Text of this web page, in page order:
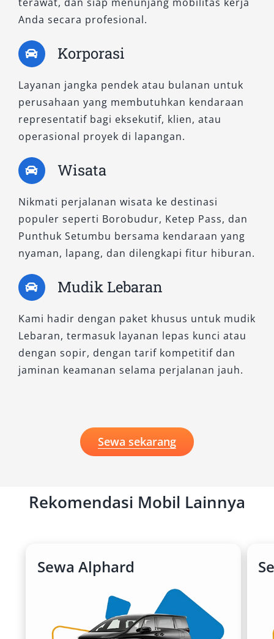
ideal untuk pelanggan yang menginginkan
pengalaman berkendara terbaik. Pilihan warna
hitam dan putih tersedia untuk menyesuaikan
selera dan gaya Anda.
Dengan berbagai pilihan tipe Fortuner yang
kami tawarkan, Anda bisa menyesuaikan
kendaraan sesuai karakter perjalanan dan
kebutuhan Anda. Kami juga menyediakan
Lempuyangan dan Tugu Yogyakarta, serta
pilihan harga rental Fortuner Magelang yang
kompetitif dan fleksibel.
Apapun tujuan Anda, baik itu kegiatan bisnis,
wisata, atau transportasi pribadi, layanan sewa
memberikan pengalaman berkendara yang
aman, mewah, dan memuaskan. Hubungi tim
kami sekarang untuk informasi pemesanan dan
rekomendasi unit terbaik.
terawat, dan siap menunjang mobilitas kerja
Anda secara profesional.
Korporasi
Layanan jangka pendek atau bulanan untuk
perusahaan yang membutuhkan kendaraan
representatif bagi eksekutif, klien, atau
operasional proyek di lapangan.
Wisata
Nikmati perjalanan wisata ke destinasi
populer seperti Borobudur, Ketep Pass, dan
Punthuk Setumbu bersama kendaraan yang
nyaman, lapang, dan dilengkapi fitur hiburan.
Mudik Lebaran
Kami hadir dengan paket khusus untuk mudik
Lebaran, termasuk layanan lepas kunci atau
dengan sopir, dengan tarif kompetitif dan
jaminan keamanan selama perjalanan jauh.
Sewa sekarang
Rekomendasi Mobil Lainnya
Sewa Alphard